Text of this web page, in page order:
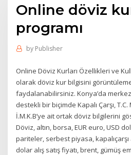
Online döviz
programı
by Publisher
Online Döviz Kurları Özellikleri ve
olarak döviz kur bilgisini
faydalanabilirsiniz. Konya’da
destekli bir biçimde Kapalı Çarşı,
İ.M.K.B’ye ait ortak döviz bilgilerini
Döviz, altın, borsa, EUR euro, USD
pariteler, serbest piyasa, kapalıçarşı
dolar alış satış fiyatı, brent, gümüş